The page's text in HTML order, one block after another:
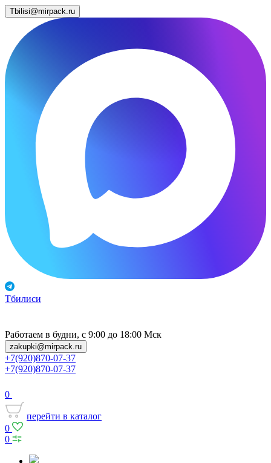
Tbilisi@mirpack.ru
Тбилиси
Работаем в будни, с 9:00 до 18:00 Мск
zakupki@mirpack.ru
+7(920)870-07-37
+7(920)870-07-37
0
перейти в каталог
0
0